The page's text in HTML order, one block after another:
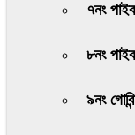
৭নং
৮নং
৯নং